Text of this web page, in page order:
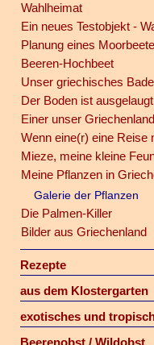
Wahlheimat
Ein neues Testobjekt -
Planung eines
Beeren-Hochbeet
Unser griechisches
Der Boden ist
Einer unser
Wenn eine(r) eine Reise
Mieze, meine kleine
Meine Pflanzen in
Galerie der Pflanzen
Die Palmen-Killer
Bilder aus Griechenland
Rezepte
aus dem Klostergarten
exotisches und
Beerenobst / Wildobst